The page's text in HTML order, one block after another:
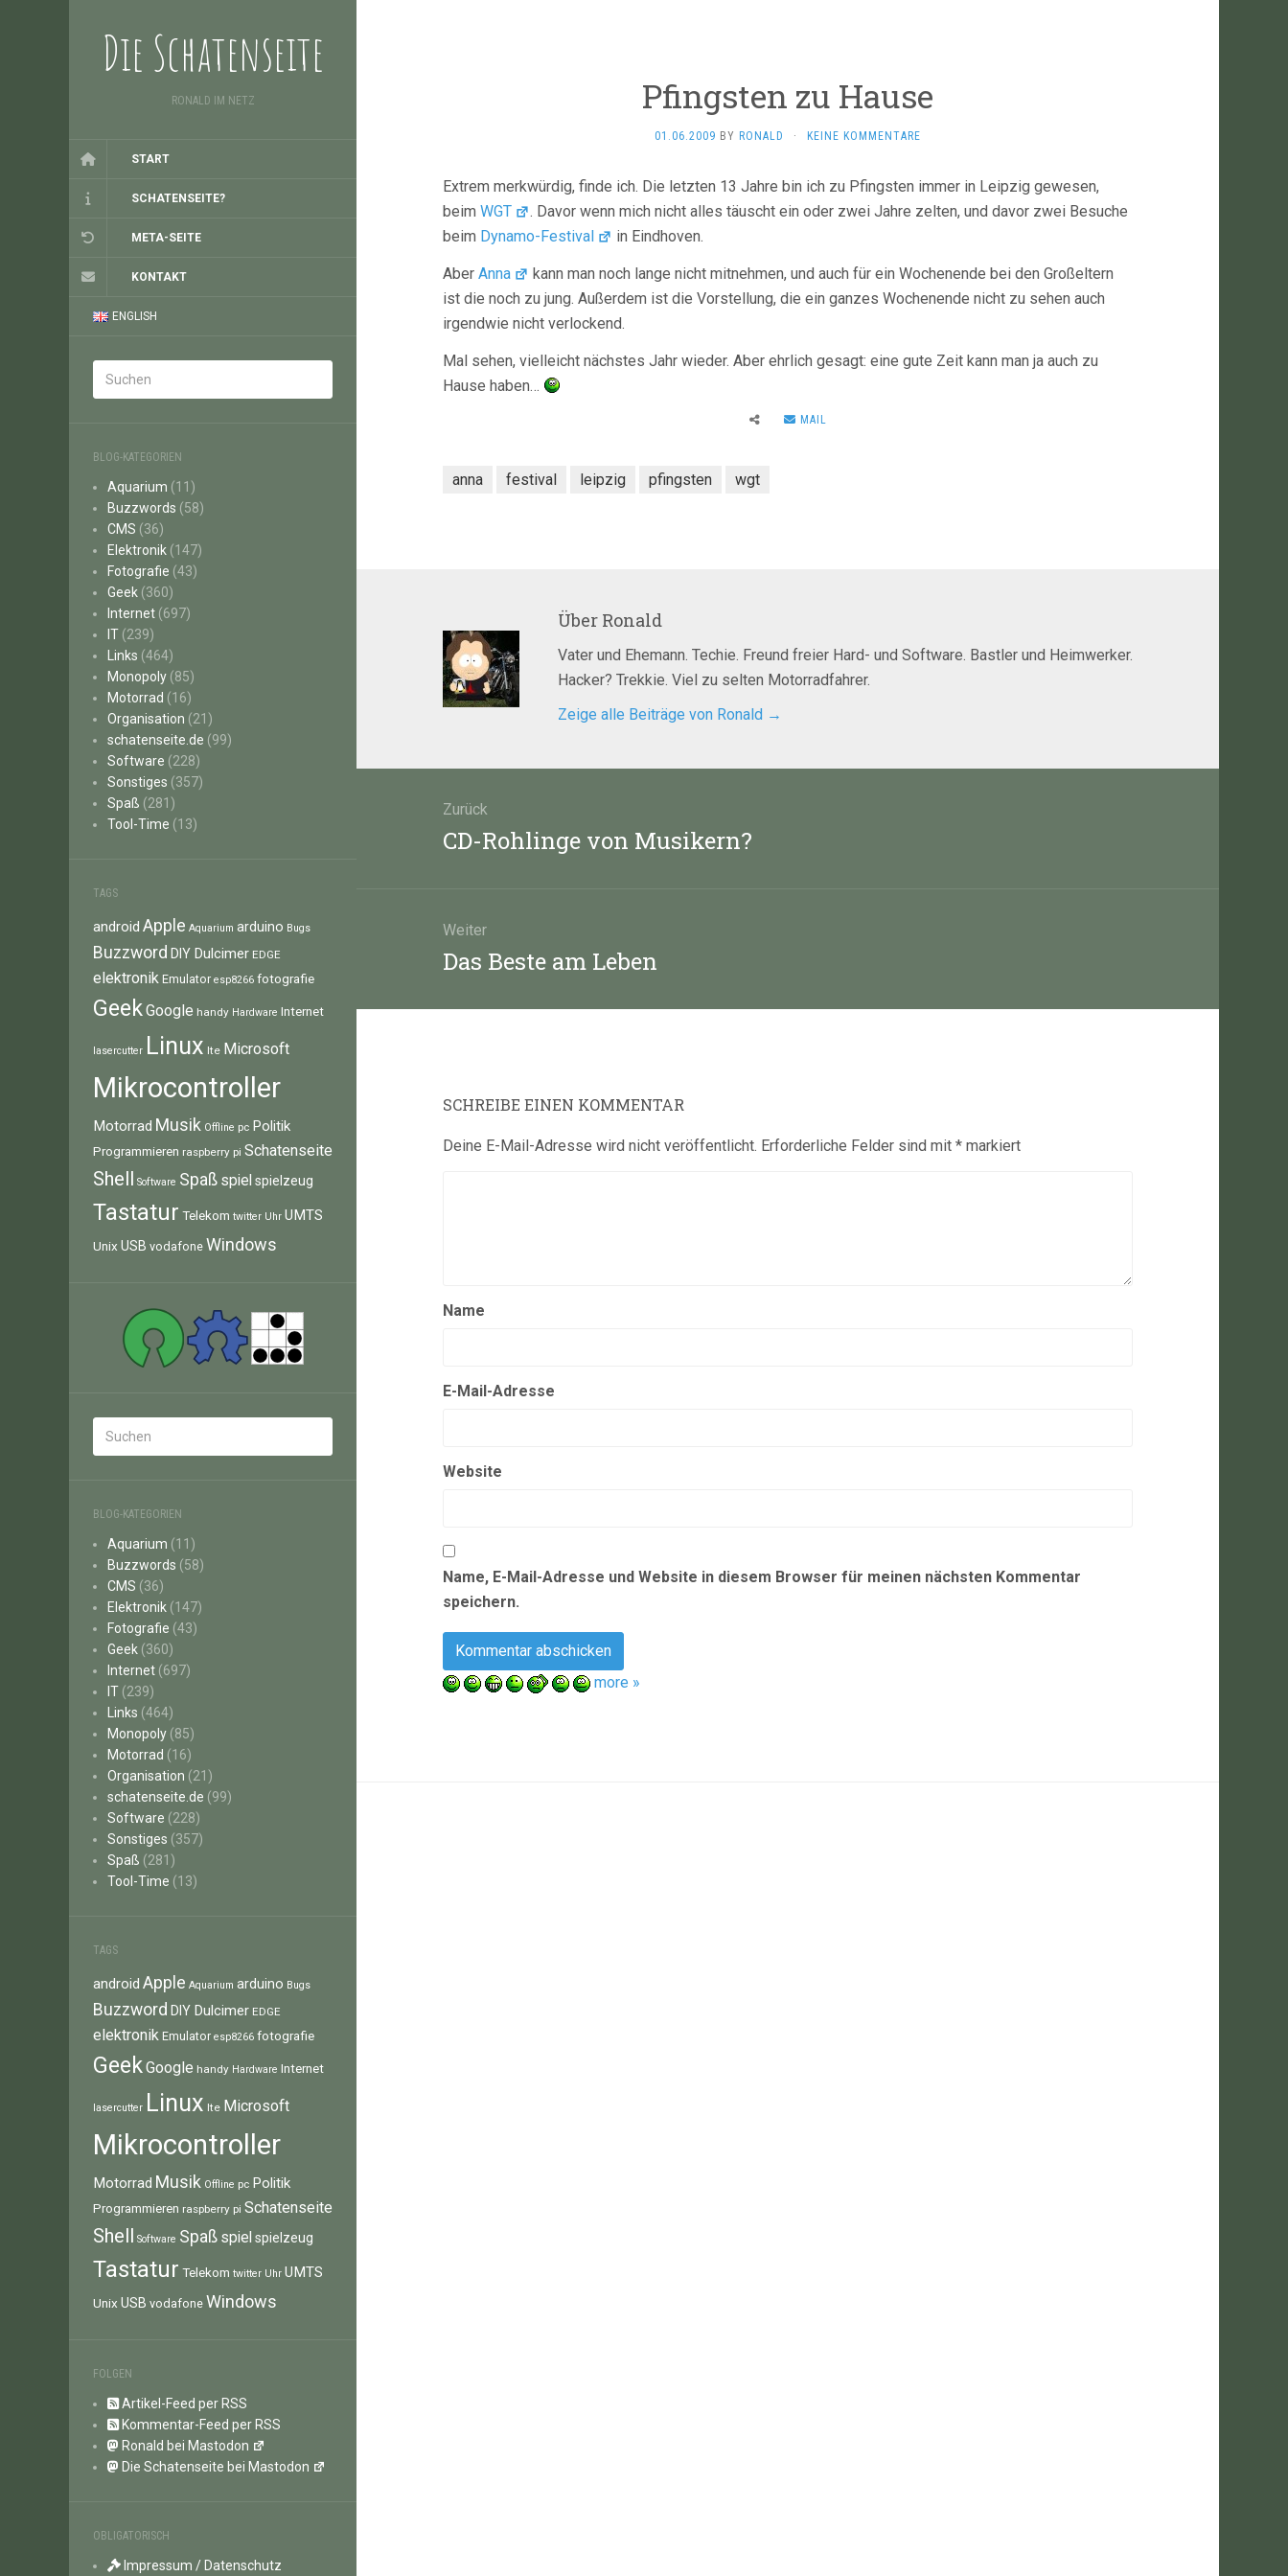
Die Schatenseite
RONALD IM NETZ
START
SCHATENSEITE?
META-SEITE
KONTAKT
ENGLISH
BLOG-KATEGORIEN
Aquarium (11)
Buzzwords (58)
CMS (36)
Elektronik (147)
Fotografie (43)
Geek (360)
Internet (697)
IT (239)
Links (464)
Monopoly (85)
Motorrad (16)
Organisation (21)
schatenseite.de (99)
Software (228)
Sonstiges (357)
Spaß (281)
Tool-Time (13)
TAGS
android Apple Aquarium arduino Bugs
Buzzword DIY Dulcimer EDGE
elektronik Emulator esp8266 fotografie
GeekGoogle handy Hardware Internet
lasercutter Linux lte Microsoft
Mikrocontroller
Motorrad Musik Offline pc Politik
Programmieren raspberry pi Schatenseite
Shell Software Spaß spiel spielzeug
Tastatur Telekom twitter Uhr UMTS
Unix USB vodafone Windows
BLOG-KATEGORIEN
Aquarium (11)
Buzzwords (58)
CMS (36)
Elektronik (147)
Fotografie (43)
Geek (360)
Internet (697)
IT (239)
Links (464)
Monopoly (85)
Motorrad (16)
Organisation (21)
schatenseite.de (99)
Software (228)
Sonstiges (357)
Spaß (281)
Tool-Time (13)
TAGS
android Apple Aquarium arduino Bugs
Buzzword DIY Dulcimer EDGE
elektronik Emulator esp8266 fotografie
GeekGoogle handy Hardware Internet
lasercutter Linux lte Microsoft
Mikrocontroller
Motorrad Musik Offline pc Politik
Programmieren raspberry pi Schatenseite
Shell Software Spaß spiel spielzeug
Tastatur Telekom twitter Uhr UMTS
Unix USB vodafone Windows
FOLGEN
Artikel-Feed per RSS
Kommentar-Feed per RSS
Ronald bei Mastodon
Die Schatenseite bei Mastodon
OBLIGATORISCH
Impressum / Datenschutz
Pfingsten zu Hause
01.06.2009 BY RONALD · KEINE KOMMENTARE
Extrem merkwürdig, finde ich. Die letzten 13 Jahre bin ich zu Pfingsten immer in Leipzig gewesen,
beim WGT
. Davor wenn mich nicht alles täuscht ein oder zwei Jahre zelten, und davor zwei Besuche
beim Dynamo-Festival in Eindhoven.
Aber Anna
kann man noch lange nicht mitnehmen, und auch für ein Wochenende bei den Großeltern
ist die noch zu jung. Außerdem ist die Vorstellung, die ein ganzes Wochenende nicht zu sehen auch
irgendwie nicht verlockend.
Mal sehen, vielleicht nächstes Jahr wieder. Aber ehrlich gesagt: eine gute Zeit kann man ja auch zu
Hause haben…
MAIL
anna festival leipzig pfingsten wgt
Über Ronald
Vater und Ehemann. Techie. Freund freier Hard- und Software. Bastler und Heimwerker.
Hacker? Trekkie. Viel zu selten Motorradfahrer.
Zeige alle Beiträge von Ronald →
Zurück
Vorheriger
CD-Rohlinge von Musikern?
Weiter
Nächster
Das Beste am Leben
SCHREIBE EINEN KOMMENTAR
Deine E-Mail-Adresse wird nicht veröffentlicht. Erforderliche Felder sind mit * markiert
Name
E-Mail-Adresse
Website
Name, E-Mail-Adresse und Website in diesem Browser für meinen nächsten Kommentar
speichern.
more »